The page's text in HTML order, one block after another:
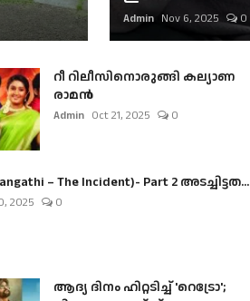
Admin Nov 6, 2025 0
റീ റിലീസിനൊരുങ്ങി കല്യാണ
രാമൻ
Admin Oct 21, 2025 0
– The Incident)- Part 2 അടച്ചിട്ടത...
2025 0
ആദ്യ ദിനം ഹിറ്റടിച്ച് 'റെട്രോ';